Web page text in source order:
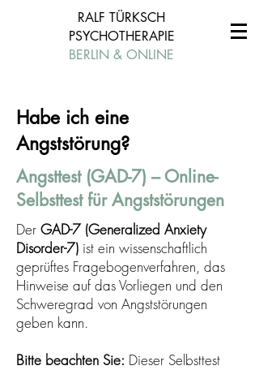
RALF TÜRKSCH
PSYCHOTHERAPIE
BERLIN & ONLINE
Habe ich eine
Angststörung?
Angsttest (GAD-7) – Online-
Selbsttest für Angststörungen
Der GAD-7 (Generalized Anxiety
Disorder-7) ist ein wissenschaftlich
geprüftes Fragebogenverfahren, das
Hinweise auf das Vorliegen und den
Schweregrad von Angststörungen
geben kann.
Bitte beachten Sie: Dieser Selbsttest